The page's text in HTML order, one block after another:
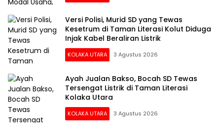
Versi Polisi, Murid SD yang Tewas
Kesetrum di Taman Literasi Kolut Diduga
Injak Kabel Beraliran Listrik
KOLAKA UTARA 3 Agustus 2026
Ayah Jualan Bakso, Bocah SD Tewas
Tersengat Listrik di Taman Literasi
Kolaka Utara
KOLAKA UTARA 3 Agustus 2026